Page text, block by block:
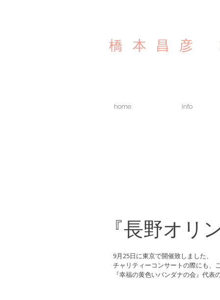
橋本昌彦
home info
『長野オリ
9月25日に東京で開催致しました、
チャリティーコンサートの際にも、
『幸福の黄色いバンダナの会』代表